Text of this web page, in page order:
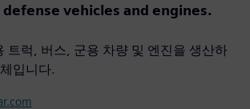
vehicles and engines.
트럭, 버스, 군용 차량 및 엔진을 생산하
입니다.